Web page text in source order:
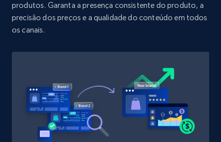
Target - Discover products by specified
UPC
URL, Product id, Title, Product description,
1.3K+ 175+ Comece agora
produtos. Garanta a presença consistente do produto, a
precisão dos preços e a qualidade do conteúdo em todos
os canais.